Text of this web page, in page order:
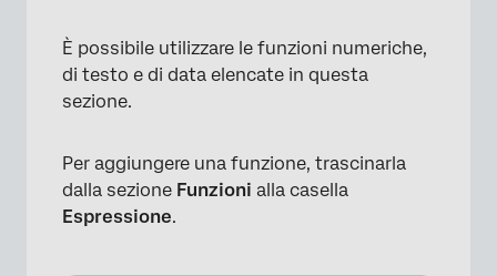
È possibile utilizzare le funzioni numeriche,
di testo e di data elencate in questa
sezione.
Per aggiungere una funzione, trascinarla
dalla sezione Funzioni alla casella
Espressione.